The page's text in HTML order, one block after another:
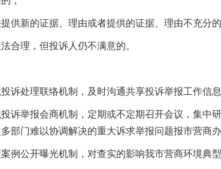
供新的证据、理由或者提供的证据、理由不充分的
合理，但投诉人仍不满意的。
处理联络机制，及时沟通共享投诉举报工作信息
举报会商机制，定期或不定期召开会议，集中
部门难以协调解决的重大诉求举报问题报市营商办
公开曝光机制，对查实的影响我市营商环境典型